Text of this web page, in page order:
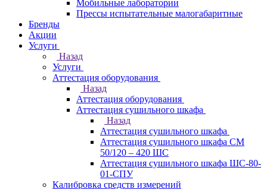
Мобильные лаборатории
Прессы испытательные малогабаритные
Бренды
Акции
Услуги
Назад
Услуги
Аттестация оборудования
Назад
Аттестация оборудования
Аттестация сушильного шкафа
Назад
Аттестация сушильного шкафа
Аттестация сушильного шкафа СМ
50/120 – 420 ШС
Аттестация сушильного шкафа ШС-80-
01-СПУ
Калибровка средств измерений